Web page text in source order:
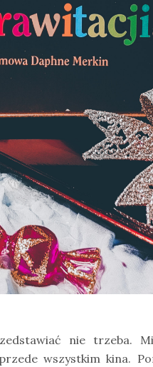
nie trzeba.
wszystkim kina.